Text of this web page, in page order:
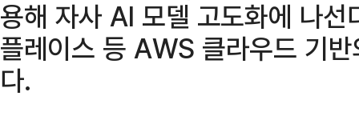
용해 자사 AI 모델 고도화에 나
플레이스 등 AWS 클라우드 기
다.